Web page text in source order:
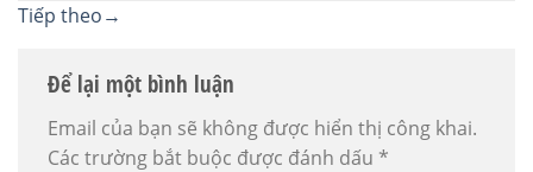
Tiếp theo→
Để lại một bình luận
Email của bạn sẽ không được hiển thị công khai.
Các trường bắt buộc được đánh dấu *